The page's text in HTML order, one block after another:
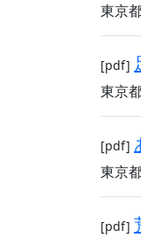
東京
[pdf]
東京
[pdf]
東京
[pdf]